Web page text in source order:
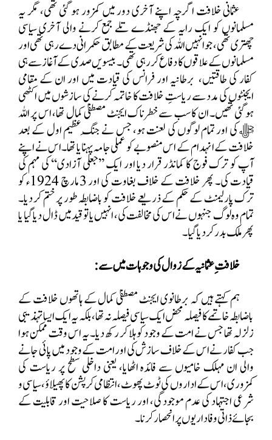
عثمانی خلافت اگرچہ اپنے آخری دور میں کمزور ہو گئی تھی، مگر یہ
مسلمانوں کو ایک رایہ کے جھنڈے تلے جمع کرنے والی آخری سیاسی
چھتری تھی، جو انہیں اللہ کی شریعت کے مطابق حکمرانی دے رہی تھی اور
مسلمانوں کے علاقوں کا دفاع کر رہی تھی۔ بیسویں صدی کے آغاز سے ہی
کفار کی طاقتیں، برطانیہ اور فرانس کی قیادت میں اور ان کے مقامی
ایجنٹوں کی مدد سے ریاستِ خلافت کا خاتمہ کرنے کی سازشوں میں اکٹھی
ہو گئی تھیں۔ ان کا سب سے خطرناک ایجنٹ مصطفیٰ کمال تھا، اس پر اللہ
ﷻ کی اور تمام لوگوں کی لعنت ہو، جس نے جنگِ عظیم اول کے بعد
خلافت کے انہدام کے اس منصوبے کو عملی جامہ پہنایا تھا۔اس نے اپنے
آپ کو ترک فوج کا کمانڈر قرار دیا اور ایک ’’جعلی آزادی‘‘ کی مہم کی
قیادت کی۔ پھر خلافت کے خلاف بغاوت کی اور 3 مارچ 1924ء کو
ترک پارلیمنٹ کے حکم کے ذریعے خلافت کو باضابطہ طور پر ختم کر دیا۔
تمام وہ لوگ جنہوں نے اس کی مخالفت کی، انہیں یا تو قید میں ڈال دیا گیا یا
پھر ملک بدر کر دیا گیا۔
خلافتِ عثمانیہ کے زوال کی وجوہات میں سے:
ہم کہتے ہیں کہ برطانوی ایجنٹ مصطفیٰ کمال کے ہاتھوں خلافت کے
باضابطہ خاتمے کا فیصلہ محض ایک سیاسی فیصلہ نہ تھا، بلکہ یہ ایک ایسا تہذیبی
زلزلہ تھا جس نے امت کے وجود کو ہلا کر رکھ دیا۔ یہ اس وقت ممکن ہوا
جب کفار نے اس کے خلاف سازش کی اور امت کے وجود میں پائی جانے
والی ان مہلک خامیوں سے فائدہ اٹھایا، یعنی داخلی سطح پر ریاست کی
کمزوری، اس کے اداروں کی ٹوٹ پھوٹ، انتظامی کرپشن کا پھیلاؤ، سیاسی و
شرعی اجتہاد کی عدم موجودگی، اور ریاست کا صلاحیت اور قابلیت کے
بجائے ذاتی وفاداریوں پر انحصار کرنا۔